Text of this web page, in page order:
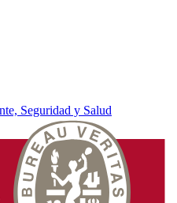
Seguridad y Salud